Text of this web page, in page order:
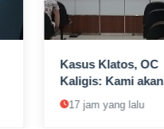
Kasus Klatos, OC
Kaligis: Kami akan
Tetap Berjuang,
Kalau Perlu ke KPK
17 jam yang lalu